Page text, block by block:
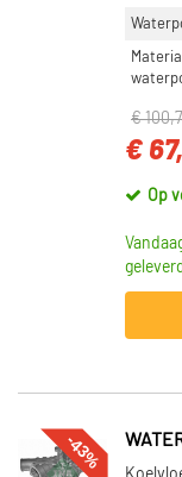
€
€
Op
-43%